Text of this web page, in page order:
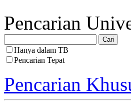
Pencarian
Hanya dalam TB
Pencarian Tepat
Pencarian